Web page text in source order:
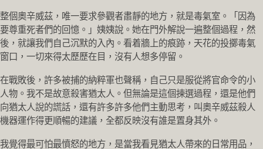
整個奧辛威茲，唯一要求參觀者肅靜的地方，就是毒氣室。「因為
要尊重死者們的回憶。」姨姨說。她在門外解說一遍整個過程，然
後，就讓我們自己沉默的入內。看着牆上的痕跡，天花的投擲毒氣
窗口，一切來得太歷歷在目，沒有人想多停留。
在戰敗後，許多被捕的納粹軍也聲稱，自己只是服從將官命令的小
人物。我不是故意殺害猶太人。但無論是這個揀選過程，還是他們
向猶太人說的謊話，還有許多許多他們主動思考，叫奧辛威茲殺人
機器運作得更順暢的建議，全都反映沒有誰是置身其外。
我覺得最可怕最憤怒的地方，是當我看見猶太人帶來的日常用品，